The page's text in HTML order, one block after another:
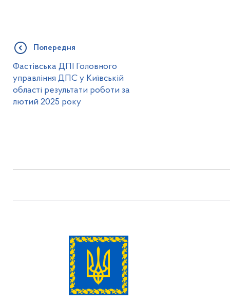
Попередня
Фастівська ДПІ Головного
управління ДПС у Київській
області результати роботи за
лютий 2025 року